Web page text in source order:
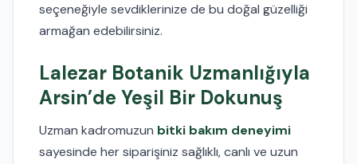
seçeneğiyle sevdiklerinize de bu doğal güzelliği
armağan edebilirsiniz.
Lalezar Botanik Uzmanlığıyla
Arsin’de Yeşil Bir Dokunuş
Uzman kadromuzun bitki bakım deneyimi
sayesinde her siparişiniz sağlıklı, canlı ve uzun